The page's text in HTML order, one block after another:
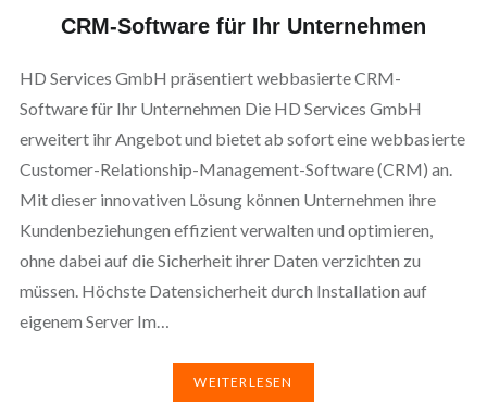
CRM-Software für Ihr Unternehmen
HD Services GmbH präsentiert webbasierte CRM-
Software für Ihr Unternehmen Die HD Services GmbH
erweitert ihr Angebot und bietet ab sofort eine webbasierte
Customer-Relationship-Management-Software (CRM) an.
Mit dieser innovativen Lösung können Unternehmen ihre
Kundenbeziehungen effizient verwalten und optimieren,
ohne dabei auf die Sicherheit ihrer Daten verzichten zu
müssen. Höchste Datensicherheit durch Installation auf
eigenem Server Im…
WEITERLESEN